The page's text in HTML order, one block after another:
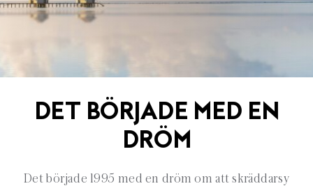
DET BÖRJADE MED EN
DRÖM
Det började 1995 med en dröm om att skräddarsy